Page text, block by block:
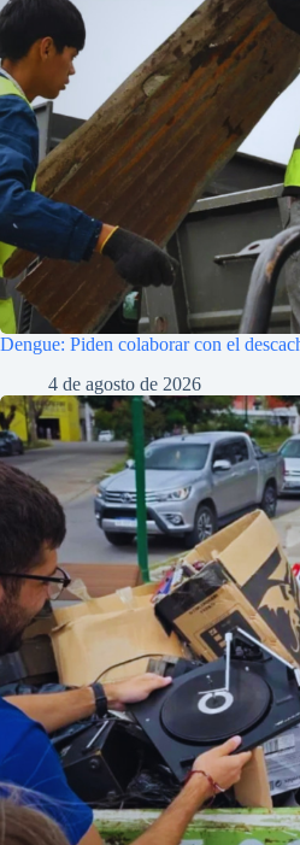
Dengue: Piden colaborar con el
4 de agosto de 2026